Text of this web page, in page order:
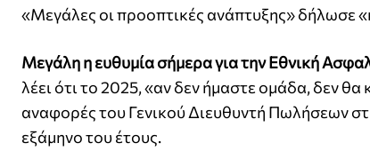
«Μεγάλες οι προοπτικές ανάπτυξης» δήλωσε
Μεγάλη η ευθυμία σήμερα για την Εθνική
λέει ότι το 2025, «αν δεν ήμαστε ομάδα, δεν
αναφορές του Γενικού Διευθυντή Πωλήσεων
εξάμηνο του έτους.